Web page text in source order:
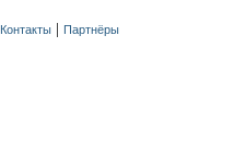
Контакты Партнёры